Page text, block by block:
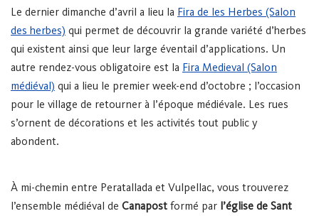
Le dernier dimanche d’avril a lieu la Fira de les Herbes (Salon
des herbes) qui permet de découvrir la grande variété d’herbes
qui existent ainsi que leur large éventail d’applications. Un
autre rendez-vous obligatoire est la Fira Medieval (Salon
médiéval) qui a lieu le premier week-end d’octobre ; l’occasion
pour le village de retourner à l’époque médiévale. Les rues
s’ornent de décorations et les activités tout public y
abondent.
À mi-chemin entre Peratallada et Vulpellac, vous trouverez
l’ensemble médiéval de Canapost formé par l’église de Sant